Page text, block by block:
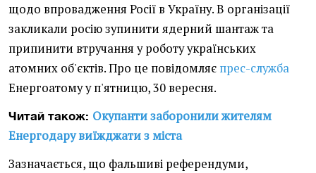
щодо впровадження Росії в Україну. В організації
закликали росію зупинити ядерний шантаж та
припинити втручання у роботу українських
атомних об'єктів. Про це повідомляє прес-служба
Енергоатому у п'ятницю, 30 вересня.
Читай також: Окупанти заборонили жителям
Енергодару виїжджати з міста
Зазначається, що фальшиві референдуми,